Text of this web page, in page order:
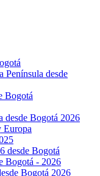
Península desde
Bogotá
desde Bogotá 2026
Europa
desde Bogotá
Bogotá - 2026
Bogotá 2026